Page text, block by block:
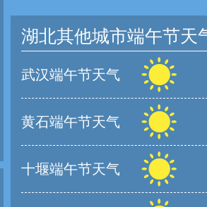
湖北其他城市端午节天
武汉端午节天气
黄石端午节天气
十堰端午节天气